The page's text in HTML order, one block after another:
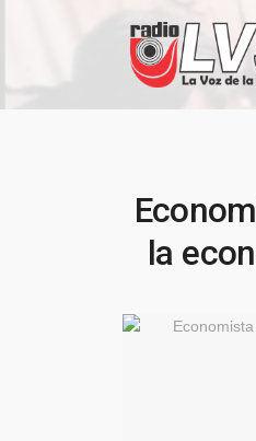
la